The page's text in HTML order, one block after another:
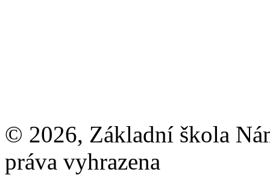
© 2026, Základní škola
práva vyhrazena